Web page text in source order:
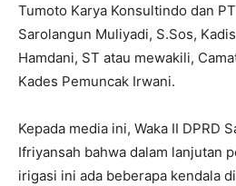
Tumoto Karya Konsultindo dan
Sarolangun Muliyadi, S.Sos,
Hamdani, ST atau mewakili,
Kades Pemuncak Irwani.
Kepada media ini, Waka II DPRD
Ifriyansah bahwa dalam lanjutan
irigasi ini ada beberapa kendala